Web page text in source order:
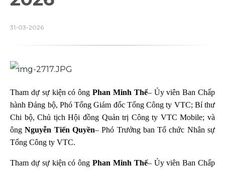
31-03-2026
Tham dự sự kiện có ông Phan Minh Thế– Ủy viên Ban Chấp
hành Đảng bộ, Phó Tổng Giám đốc Tổng Công ty VTC; Bí thư
Chi bộ, Chủ tịch Hội đồng Quản trị Công ty VTC Mobile; và
ôngNguyễn Tiến Quyền– Phó Trưởng ban Tổ chức Nhân sự
Tổng Công ty VTC.
Tham dự sự kiện có ông Phan Minh Thế– Ủy viên Ban Chấp